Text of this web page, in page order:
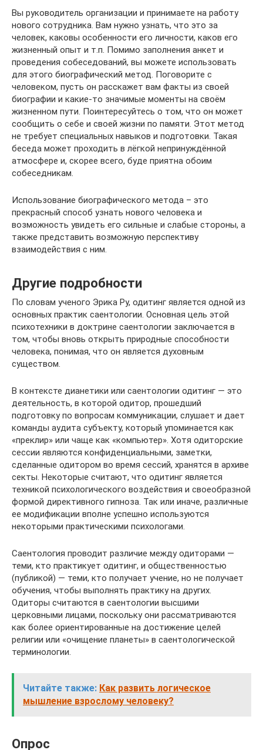
Вы руководитель организации и принимаете на работу
нового сотрудника. Вам нужно узнать, что это за
человек, каковы особенности его личности, каков его
жизненный опыт и т.п. Помимо заполнения анкет и
проведения собеседований, вы можете использовать
для этого биографический метод. Поговорите с
человеком, пусть он расскажет вам факты из своей
биографии и какие-то значимые моменты на своём
жизненном пути. Поинтересуйтесь о том, что он может
сообщить о себе и своей жизни по памяти. Этот метод
не требует специальных навыков и подготовки. Такая
беседа может проходить в лёгкой непринуждённой
атмосфере и, скорее всего, буде приятна обоим
собеседникам.
Использование биографического метода – это
прекрасный способ узнать нового человека и
возможность увидеть его сильные и слабые стороны, а
также представить возможную перспективу
взаимодействия с ним.
Другие подробности
По словам ученого Эрика Ру, одитинг является одной из
основных практик саентологии. Основная цель этой
психотехники в доктрине саентологии заключается в
том, чтобы вновь открыть природные способности
человека, понимая, что он является духовным
существом.
В контексте дианетики или саентологии одитинг — это
деятельность, в которой одитор, прошедший
подготовку по вопросам коммуникации, слушает и дает
команды аудита субъекту, который упоминается как
«преклир» или чаще как «компьютер». Хотя одиторские
сессии являются конфиденциальными, заметки,
сделанные одитором во время сессий, хранятся в архиве
секты. Некоторые считают, что одитинг является
техникой психологического воздействия и своеобразной
формой директивного гипноза. Так или иначе, различные
ее модификации вполне успешно используются
некоторыми практическими психологами.
Саентология проводит различие между одиторами —
теми, кто практикует одитинг, и общественностью
(публикой) — теми, кто получает учение, но не получает
обучения, чтобы выполнять практику на других.
Одиторы считаются в саентологии высшими
церковными лицами, поскольку они рассматриваются
как более ориентированные на достижение целей
религии или «очищение планеты» в саентологической
терминологии.
Читайте также: Как развить логическое
мышление взрослому человеку?
Опрос